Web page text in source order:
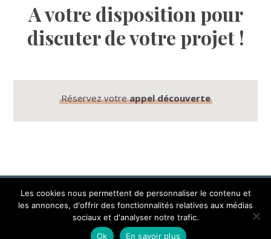
A votre disposition pour
discuter de votre projet !
Réservez votreappel découverte
COPYRIGHT © 2026 · DECOCRUSH ·
HEARTEN MADE
Les cookies nous permettent de personnaliser le contenu et
les annonces, d'offrir des fonctionnalités relatives aux médias
sociaux et d'analyser notre trafic.
Ok
En savoir plus